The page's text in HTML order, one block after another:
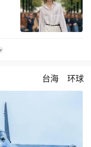
台海 环球